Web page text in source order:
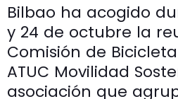
Bilbao ha acogido
y 24 de octubre la
Comisión de
ATUC Movilidad
asociación que